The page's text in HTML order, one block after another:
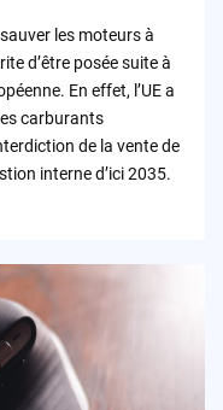
les moteurs à
d’être posée suite à
En effet, l’UE a
carburants
de la vente de
interne d’ici 2035.